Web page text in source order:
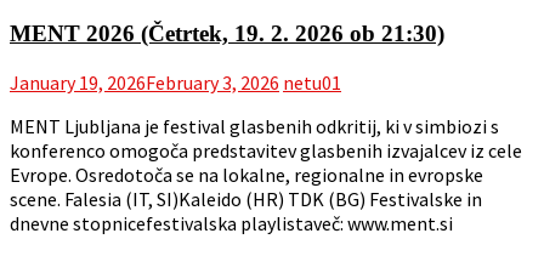
MENT 2026 (Četrtek, 19. 2. 2026 ob 21:30)
January 19, 2026February 3, 2026 netu01
MENT Ljubljana je festival glasbenih odkritij, ki v simbiozi s
konferenco omogoča predstavitev glasbenih izvajalcev iz cele
Evrope. Osredotoča se na lokalne, regionalne in evropske
scene. Falesia (IT, SI)Kaleido (HR) TDK (BG) Festivalske in
dnevne stopnicefestivalska playlistaveč: www.ment.si